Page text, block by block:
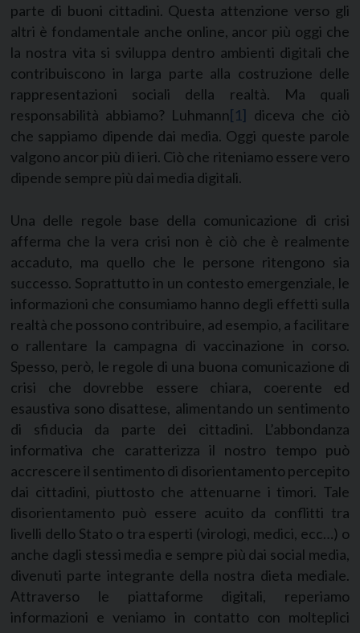
parte di buoni cittadini. Questa attenzione verso gli
altri è fondamentale anche online, ancor più oggi che
la nostra vita si sviluppa dentro ambienti digitali che
contribuiscono in larga parte alla costruzione delle
rappresentazioni sociali della realtà. Ma quali
responsabilità abbiamo? Luhmann[1] diceva che ciò
che sappiamo dipende dai media. Oggi queste parole
valgono ancor più di ieri. Ciò che riteniamo essere vero
dipende sempre più dai media digitali.
Una delle regole base della comunicazione di crisi
afferma che la vera crisi non è ciò che è realmente
accaduto, ma quello che le persone ritengono sia
successo. Soprattutto in un contesto emergenziale, le
informazioni che consumiamo hanno degli effetti sulla
realtà che possono contribuire, ad esempio, a facilitare
o rallentare la campagna di vaccinazione in corso.
Spesso, però, le regole di una buona comunicazione di
crisi che dovrebbe essere chiara, coerente ed
esaustiva sono disattese, alimentando un sentimento
di sfiducia da parte dei cittadini. L’abbondanza
informativa che caratterizza il nostro tempo può
accrescere il sentimento di disorientamento percepito
dai cittadini, piuttosto che attenuarne i timori. Tale
disorientamento può essere acuito da conflitti tra
livelli dello Stato o tra esperti (virologi, medici, ecc…) o
anche dagli stessi media e sempre più dai social media,
divenuti parte integrante della nostra dieta mediale.
Attraverso le piattaforme digitali, reperiamo
informazioni e veniamo in contatto con molteplici